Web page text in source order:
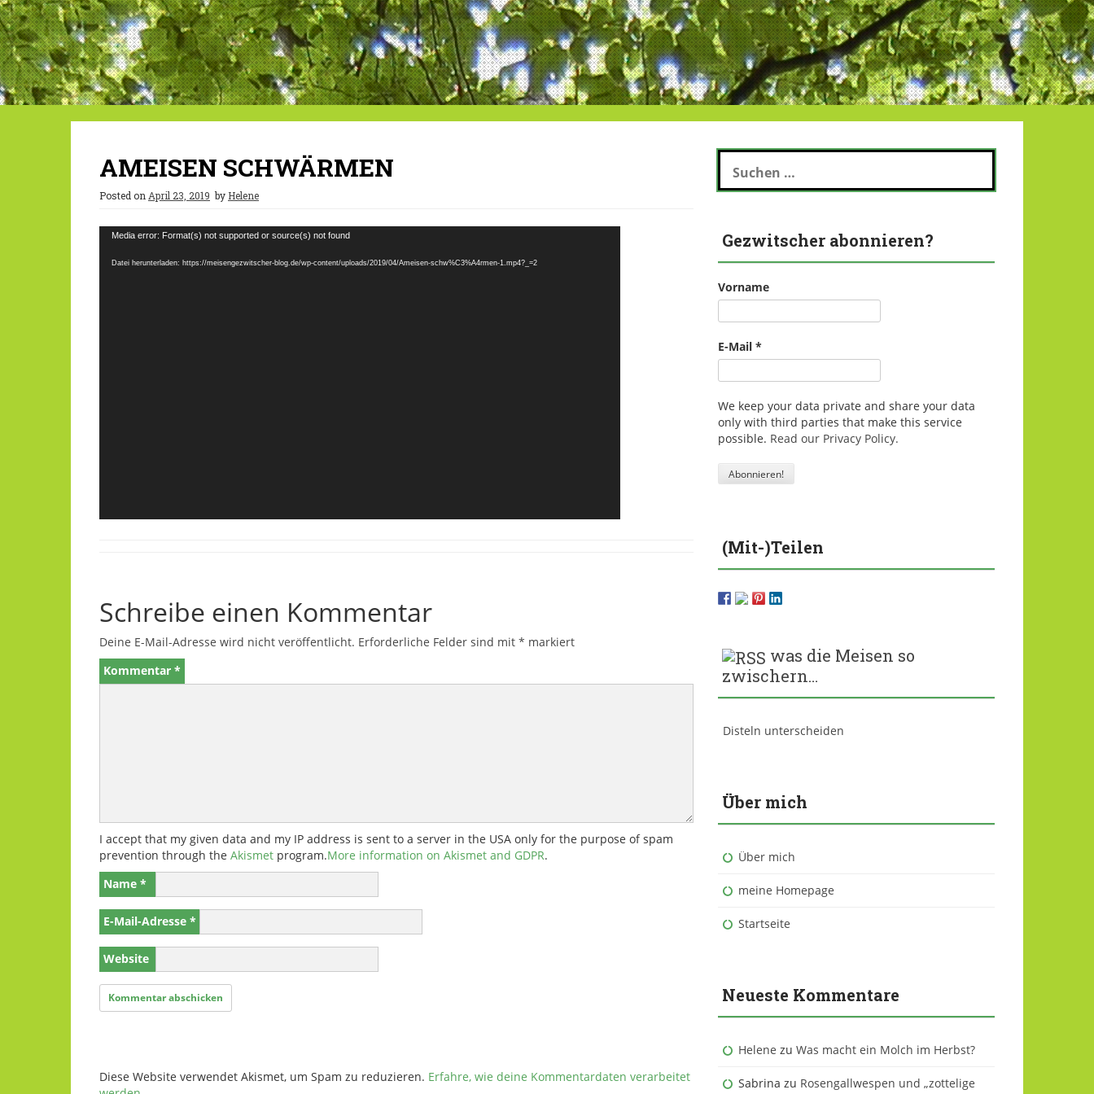
AMEISEN SCHWÄRMEN
Posted on April 23, 2019 by Helene
Video-
Media error: Format(s) not supported or source(s) not found
Datei herunterladen: https://meisengezwitscher-blog.de/wp-content/uploads/2019/04/Ameisen-schw%C3%A4rmen-1.mp4?_=2
Schreibe einen Kommentar
Deine E-Mail-Adresse wird nicht veröffentlicht. Erforderliche Felder sind mit * markiert
Kommentar *
I accept that my given data and my IP address is sent to a server in the USA only for the purpose of spam
prevention through the Akismet program.More information on Akismet and GDPR.
Name *
E-Mail-Adresse *
Website
Diese Website verwendet Akismet, um Spam zu reduzieren. Erfahre, wie deine Kommentardaten verarbeitet
Suchen
nach:
Gezwitscher abonnieren?
Vorname
E-Mail *
We keep your data private and share your data
only with third parties that make this service
possible. Read our Privacy Policy.
(Mit-)Teilen
was die Meisen so
zwischern…
Disteln unterscheiden
Über mich
Über mich
meine Homepage
Startseite
Neueste Kommentare
Helene zu Was macht ein Molch im Herbst?
Sabrina zu Rosengallwespen und „zottelige